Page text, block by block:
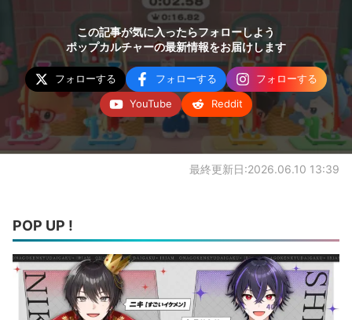
この記事が気に入ったらフォローしよう
ポップカルチャーの最新情報をお届けします
フォローする フォローする
フォローする
YouTube
Reddit
最終更新日:2026.06.10 13:39
POP UP !